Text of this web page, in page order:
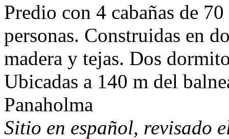
Predio con 4 cabañas de
personas. Construidas en
madera y tejas. Dos
Ubicadas a 140 m del
Panaholma
Sitio en español, revisado